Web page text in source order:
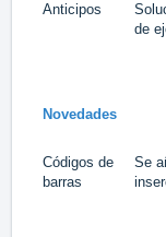
Anticipos
de
Novedades
Códigos de
barras
Se